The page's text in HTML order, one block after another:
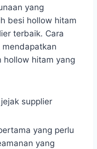
yang
besi hollow hitam
terbaik. Cara
hollow hitam yang
supplier
yang perlu
yang